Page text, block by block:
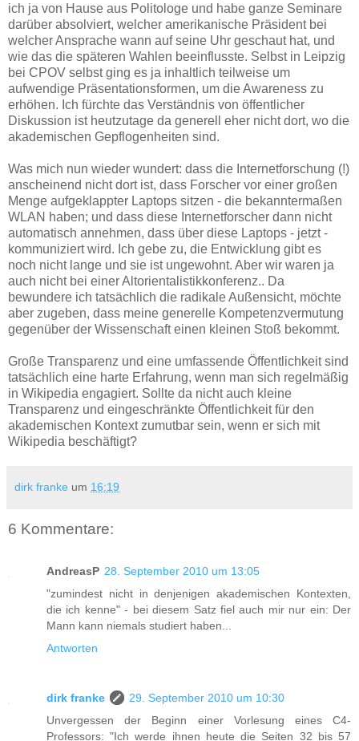
ich ja von Hause aus Politologe und habe ganze Seminare
darüber absolviert, welcher amerikanische Präsident bei
welcher Ansprache wann auf seine Uhr geschaut hat, und
wie das die späteren Wahlen beeinflusste. Selbst in Leipzig
bei CPOV selbst ging es ja inhaltlich teilweise um
aufwendige Präsentationsformen, um die Awareness zu
erhöhen. Ich fürchte das Verständnis von öffentlicher
Diskussion ist heutzutage da generell eher nicht dort, wo die
akademischen Gepflogenheiten sind.
Was mich nun wieder wundert: dass die Internetforschung (!)
anscheinend nicht dort ist, dass Forscher vor einer großen
Menge aufgeklappter Laptops sitzen - die bekanntermaßen
WLAN haben; und dass diese Internetforscher dann nicht
automatisch annehmen, dass über diese Laptops - jetzt -
kommuniziert wird. Ich gebe zu, die Entwicklung gibt es
noch nicht lange und sie ist ungewohnt. Aber wir waren ja
auch nicht bei einer Altorientalistikkonferenz.. Da
bewundere ich tatsächlich die radikale Außensicht, möchte
aber zugeben, dass meine generelle Kompetenzvermutung
gegenüber der Wissenschaft einen kleinen Stoß bekommt.
Große Transparenz und eine umfassende Öffentlichkeit sind
tatsächlich eine harte Erfahrung, wenn man sich regelmäßig
in Wikipedia engagiert. Sollte da nicht auch kleine
Transparenz und eingeschränkte Öffentlichkeit für den
akademischen Kontext zumutbar sein, wenn er sich mit
Wikipedia beschäftigt?
dirk franke um 16:19
6 Kommentare:
AndreasP 28. September 2010 um 13:05
"zumindest nicht in denjenigen akademischen Kontexten,
die ich kenne" - bei diesem Satz fiel auch mir nur ein: Der
Mann kann niemals studiert haben...
Antworten
dirk franke
29. September 2010 um 10:30
Unvergessen der Beginn einer Vorlesung eines C4-
Professors: "Ich werde ihnen heute die Seiten 32 bis 57